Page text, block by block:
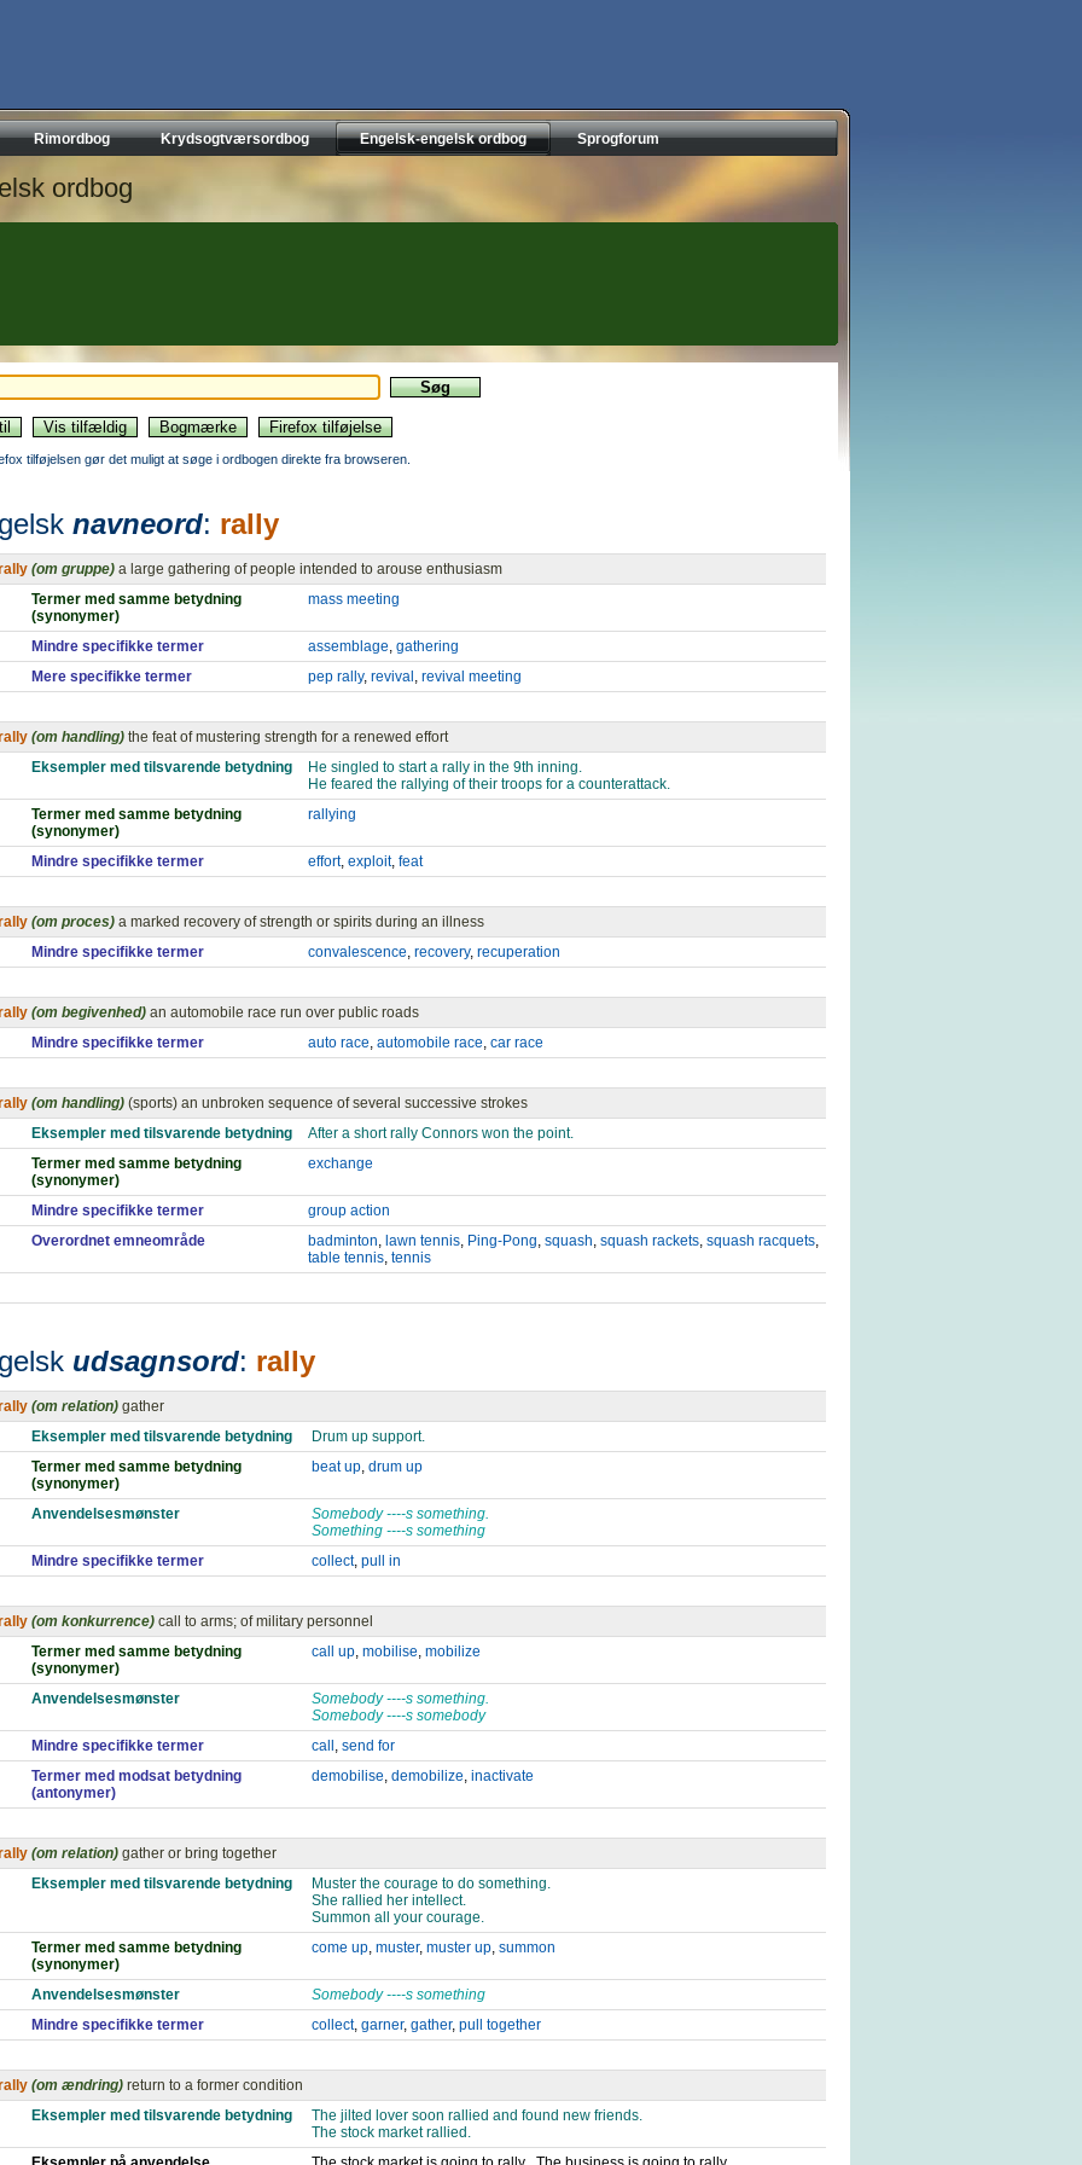
Rimordbog Krydsogtværsordbog Engelsk-engelsk ordbog Sprogforum
ordbog
tilføjelsen gør det muligt at søge i ordbogen direkte fra browseren.
navneord: rally
(om gruppe) a large gathering of people intended to arouse enthusiasm
Termer med samme betydning
(synonymer)
mass meeting
Mindre specifikke termer assemblage, gathering
Mere specifikke termer
pep rally, revival , revival meeting
(om handling) the feat of mustering strength for a renewed effort
Eksempler med tilsvarende betydning
He singled to start a rally in the 9th inning.
He feared the rallying of their troops for a counterattack.
Termer med samme betydning
(synonymer)
rallying
Mindre specifikke termer effort, exploit, feat
(om proces) a marked recovery of strength or spirits during an illness
Mindre specifikke termer
convalescence, recovery, recuperation
(om begivenhed) an automobile race run over public roads
Mindre specifikke termer
auto race, automobile race, car race
(om handling) (sports) an unbroken sequence of several successive strokes
Eksempler med tilsvarende betydning
After a short rally Connors won the point.
Termer med samme betydning
(synonymer)
exchange
Mindre specifikke termer
group action
Overordnet emneområde
badminton, lawn tennis, Ping-Pong, squash, squash rackets, squash racquets,
table tennis, tennis
udsagnsord: rally
(om relation) gather
Eksempler med tilsvarende betydning
Drum up support.
Termer med samme betydning
(synonymer)
beat up, drum up
Anvendelsesmønster
Somebody ----s something.
Something ----s something
Mindre specifikke termer
collect, pull in
(om konkurrence) call to arms; of military personnel
Termer med samme betydning
(synonymer)
call up, mobilise, mobilize
Anvendelsesmønster
Somebody ----s something.
Somebody ----s somebody
Mindre specifikke termer
call , send for
Termer med modsat betydning
(antonymer)
demobilise, demobilize, inactivate
(om relation) gather or bring together
Eksempler med tilsvarende betydning
Muster the courage to do something.
She rallied her intellect.
Summon all your courage.
Termer med samme betydning
(synonymer)
come up, muster, muster up, summon
Anvendelsesmønster
Somebody ----s something
Mindre specifikke termer
collect, garner, gather, pull together
(om ændring) return to a former condition
Eksempler med tilsvarende betydning
The jilted lover soon rallied and found new friends.
The stock market rallied.